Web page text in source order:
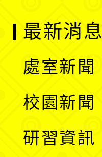
最新消息
處室新聞
校園新聞
研習資訊